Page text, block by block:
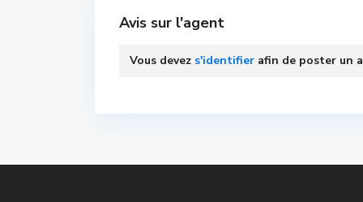
Avis sur l'agent
Vous devez s'identifier afin de poster un